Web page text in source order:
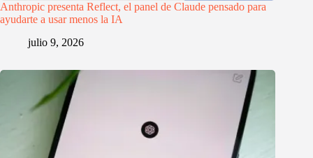
Anthropic presenta Reflect, el panel de Claude pensado para
ayudarte a usar menos la IA
julio 9, 2026